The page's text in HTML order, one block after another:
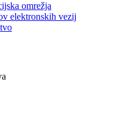
omrežja
elektronskih vezij